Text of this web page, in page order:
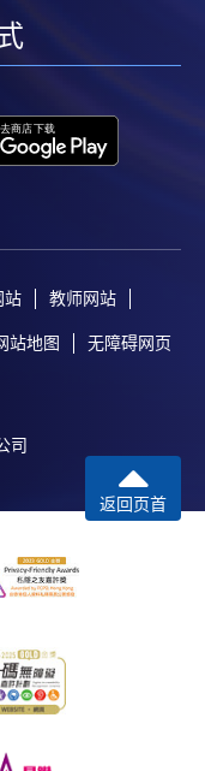
站 教师网站
站地图 无障碍网页
司
返回页首